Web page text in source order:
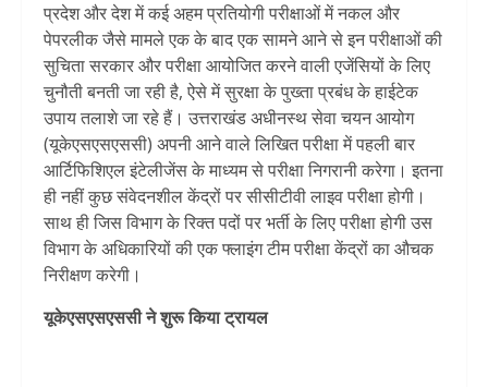
प्रदेश और देश में कई अहम प्रतियोगी परीक्षाओं में नकल और
पेपरलीक जैसे मामले एक के बाद एक सामने आने से इन परीक्षाओं की
सुचिता सरकार और परीक्षा आयोजित करने वाली एजेंसियों के लिए
चुनौती बनती जा रही है, ऐसे में सुरक्षा के पुख्ता प्रबंध के हाईटेक
उपाय तलाशे जा रहे हैं। उत्तराखंड अधीनस्थ सेवा चयन आयोग
(यूकेएसएसएससी) अपनी आने वाले लिखित परीक्षा में पहली बार
आर्टिफिशिएल इंटेलीजेंस के माध्यम से परीक्षा निगरानी करेगा। इतना
ही नहीं कुछ संवेदनशील केंद्रों पर सीसीटीवी लाइव परीक्षा होगी।
साथ ही जिस विभाग के रिक्त पदों पर भर्ती के लिए परीक्षा होगी उस
विभाग के अधिकारियों की एक फ्लाइंग टीम परीक्षा केंद्रों का औचक
निरीक्षण करेगी।
यूकेएसएसएससी ने शुरू किया ट्रायल